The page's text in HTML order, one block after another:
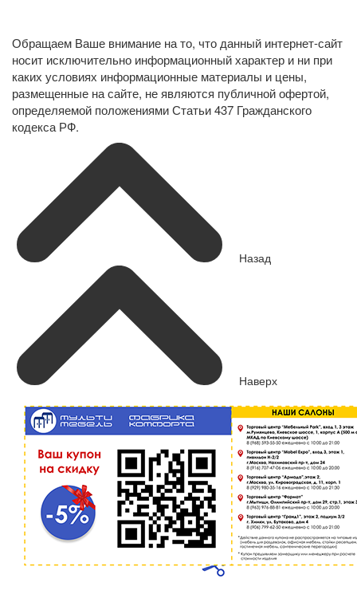
Обращаем Ваше внимание на то, что данный интернет-сайт
носит исключительно информационный характер и ни при
каких условиях информационные материалы и цены,
размещенные на сайте, не являются публичной офертой,
определяемой положениями Статьи 437 Гражданского
кодекса РФ.
Назад
Наверх